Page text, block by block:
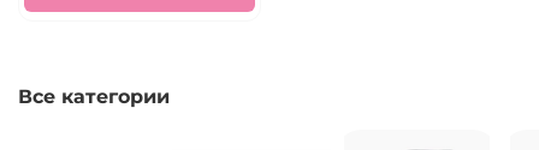
Все категории